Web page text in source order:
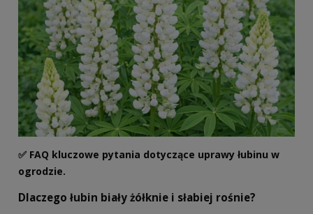
✅ FAQ kluczowe pytania dotyczące uprawy łubinu w
ogrodzie.
Dlaczego łubin biały żółknie i słabiej rośnie?